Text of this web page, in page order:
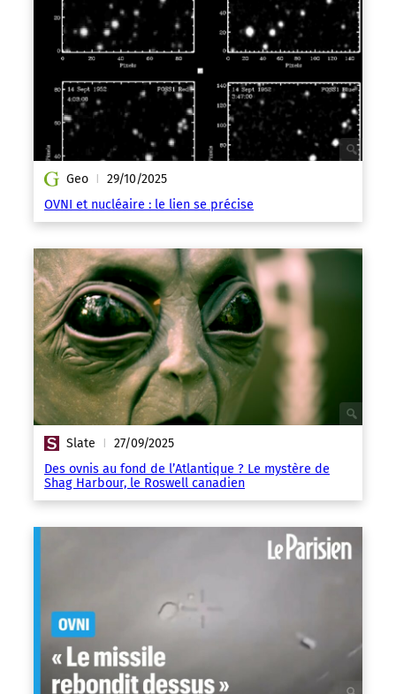
Geo 29/10/2025
OVNI et nucléaire : le lien se précise
Slate 27/09/2025
Des ovnis au fond de l’Atlantique ? Le mystère de
Shag Harbour, le Roswell canadien